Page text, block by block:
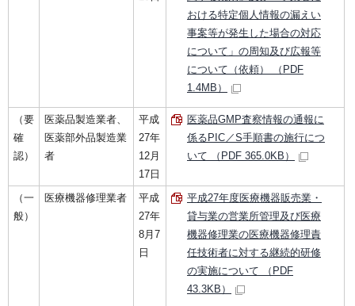
おける特定個人情報の漏えい
事案等が発生した場合の対応
について」の周知及び広報等
について（依頼） （PDF
1.4MB）
（要
確
認）
医薬品製造業者、
医薬部外品製造業
者
平成
27年
12月
17日
医薬品GMP査察情報の通報に
係るPIC／S手順書の施行につ
いて （PDF 365.0KB）
（一
般）
医療機器修理業者
平成
27年
8月7
日
平成27年度医療機器販売業・
貸与業の営業所管理及び医療
機器修理業の医療機器修理責
任技術者に対する継続的研修
の実施について （PDF
43.3KB）